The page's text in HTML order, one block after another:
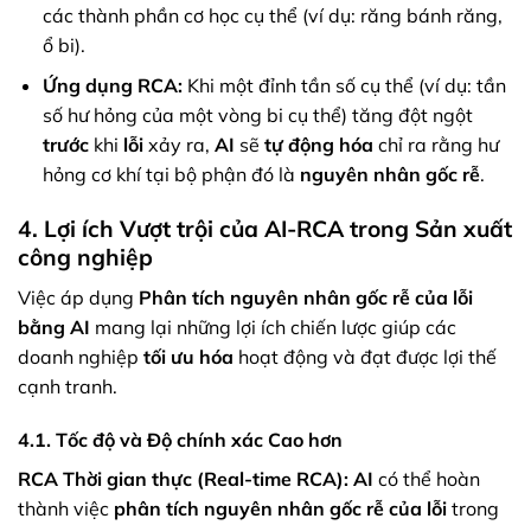
các thành phần cơ học cụ thể (ví dụ: răng bánh răng,
ổ bi).
Ứng dụng RCA:Khi một đỉnh tần số cụ thể (ví dụ: tần
số hư hỏng của một vòng bi cụ thể) tăng đột ngột
trướckhi lỗixảy ra, AI sẽ tự động hóa chỉ ra rằng hư
hỏng cơ khí tại bộ phận đó là nguyên nhân gốc rễ.
4. Lợi ích Vượt trội của AI-RCA trong Sản xuất
công nghiệp
Việc áp dụng Phân tích nguyên nhân gốc rễ của lỗi
bằng AI mang lại những lợi ích chiến lược giúp các
doanh nghiệp tối ưu hóa hoạt động và đạt được lợi thế
cạnh tranh.
4.1. Tốc độ và Độ chính xác Cao hơn
RCA Thời gian thực (Real-time RCA): AI có thể hoàn
thành việc phân tích nguyên nhân gốc rễ của lỗi trong